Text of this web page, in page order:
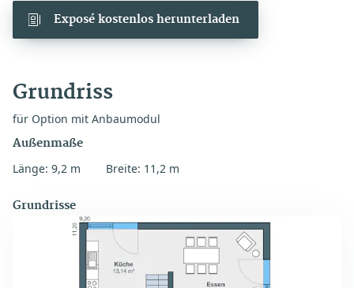
Exposé kostenlos herunterladen
Grundriss
für Option mit Anbaumodul
Außenmaße
Länge: 9,2 m Breite: 11,2 m
Grundrisse